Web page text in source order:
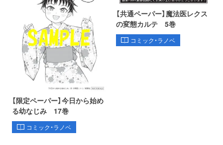
【限定ペーパー】今日から始め
る幼なじみ 17巻
コミック・ラノベ
【共通ペーパー】魔法医レクス
の変態カルテ 5巻
コミック・ラノベ